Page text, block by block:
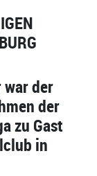
der
der
zu Gast
in